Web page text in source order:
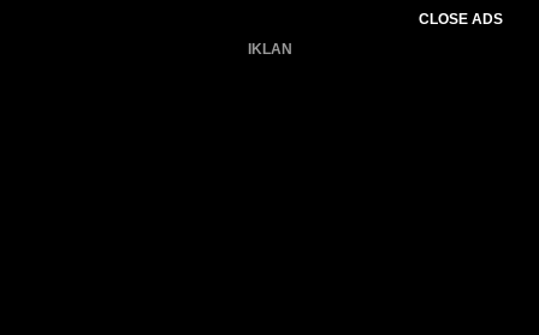
CLOSE ADS
IKLAN